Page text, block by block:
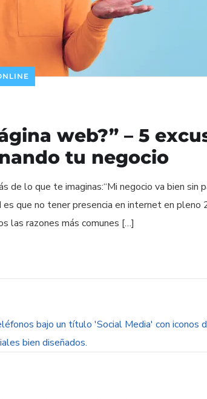
web?” – 5
tu negocio
de lo que te imaginas:“Mi negocio va bien sin
es que no tener presencia en internet en pleno
las razones más comunes […]